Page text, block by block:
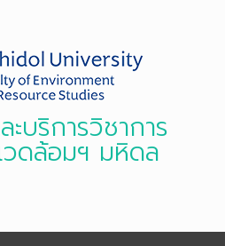
บริการวิชาการ
ดล้อมฯ มหิดล